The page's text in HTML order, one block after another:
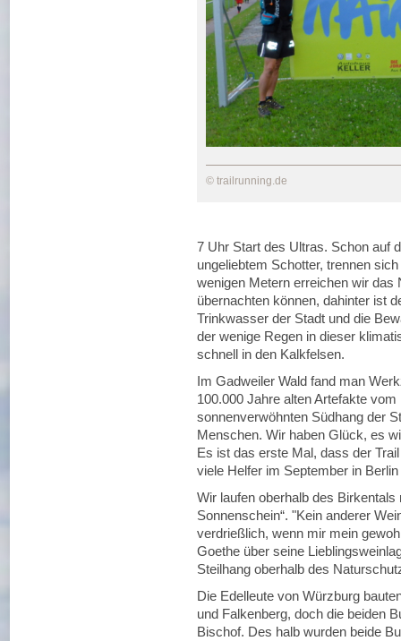
© trailrunning.de
7 Uhr Start des Ultras. Schon auf
ungeliebtem Schotter, trennen
wenigen Metern erreichen wir das
übernachten können, dahinter ist
Trinkwasser der Stadt und die
der wenige Regen in dieser
schnell in den Kalkfelsen.
Im Gadweiler Wald fand man
100.000 Jahre alten Artefakte
sonnenverwöhnten Südhang der
Menschen. Wir haben Glück, es
Es ist das erste Mal, dass der
viele Helfer im September in
Wir laufen oberhalb des
Sonnenschein“. "Kein anderer
verdrießlich, wenn mir mein
Goethe über seine
Steilhang oberhalb des
Die Edelleute von Würzburg
und Falkenberg, doch die beiden
Bischof. Des halb wurden beide